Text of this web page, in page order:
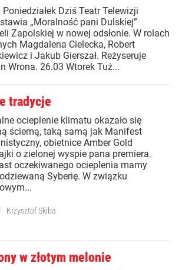
Dziś Teatr Telewizji
„Moralność pani Dulskiej”
Zapolskiej w nowej odsłonie. W rolach
Magdalena Cielecka, Robert
i Jakub Gierszał. Reżyseruje
Wrona. 26.03 Wtorek Tuż...
tradycje
ocieplenie klimatu okazało się
ściemą, taką samą jak Manifest
obietnice Amber Gold
o zielonej wyspie pana premiera.
oczekiwanego ocieplenia mamy
Syberię. W związku
Krzysztof Skiba
w złotym melonie